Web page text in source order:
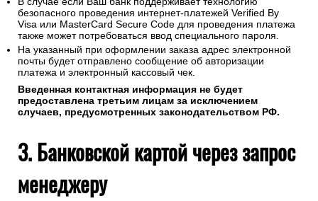
безопасного проведения интернет-платежей Verified By
Visa или MasterCard Secure Code для проведения платежа
также может потребоваться ввод специального пароля.
На указанный при оформлении заказа адрес электронной
почты будет отправлено сообщение об авторизации
платежа и электронный кассовый чек.
Введенная контактная информация не будет
предоставлена третьим лицам за исключением
случаев, предусмотренных законодательством РФ.
3. Банковской картой через запрос
менеджеру